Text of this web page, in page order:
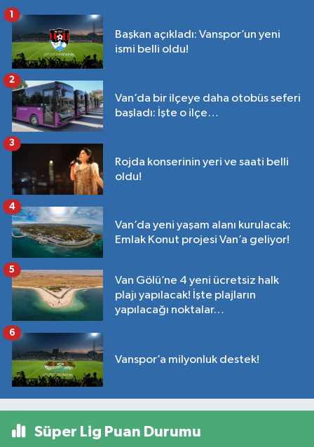
Başkan açıkladı: Vanspor’un yeni
ismi belli oldu!
1
Van’da bir ilçeye daha otobüs seferi
başladı: İşte o ilçe…
2
Rojda konserinin yeri ve saati belli
oldu!
3
Van’da yeni yaşam alanı kurulacak:
Emlak Konut projesi Van’a geliyor!
4
Van Gölü’ne 4 yeni ücretsiz halk
plajı yapılacak! İşte plajların
yapılacağı noktalar…
5
Vanspor’a milyonluk destek!
6
Süper Lig Puan Durumu